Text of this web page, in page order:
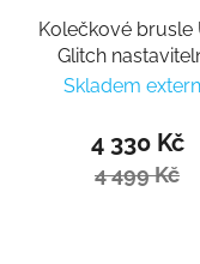
Kolečkové brusle
Glitch
Skladem
4 330 Kč
4 499 Kč